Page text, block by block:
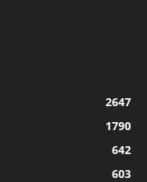
2647
1790
642
603